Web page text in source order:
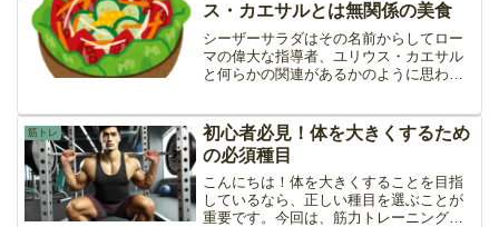
ス・カエサルとは無関係の美食
シーザーサラダはその名前からしてロー
マの偉大な指導者、ユリウス・カエサル
と何らかの関連があるかのように思われ
世紀のメキシコにあります。この誤解を
解き明かし、シーザーサ...
筋トレ
初心者必見！体を大きくするため
の必須種目
こんにちは！体を大きくすることを目指
しているなら、正しい種目を選ぶことが
重要です。今回は、筋力トレーニングの